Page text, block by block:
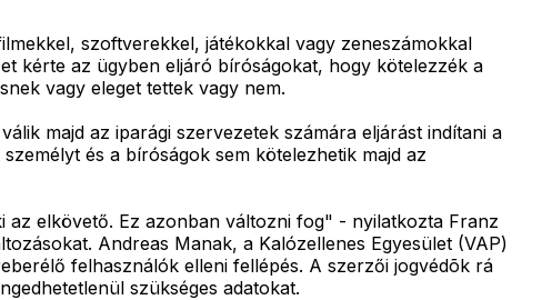
szoftverekkel, játékokkal vagy zeneszámokkal
kérte az ügyben eljáró bíróságokat, hogy kötelezzék a
vagy eleget tettek vagy nem.
majd az iparági szervezetek számára eljárást indítani a
és a bíróságok sem kötelezhetik majd az
az elkövető. Ez azonban változni fog" - nyilatkozta Franz
Andreas Manak, a Kalózellenes Egyesület (VAP)
felhasználók elleni fellépés. A szerzői jogvédõk rá
szükséges adatokat.